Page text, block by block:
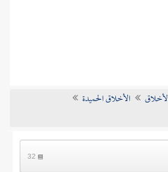
الأخلاق الحميدة
32